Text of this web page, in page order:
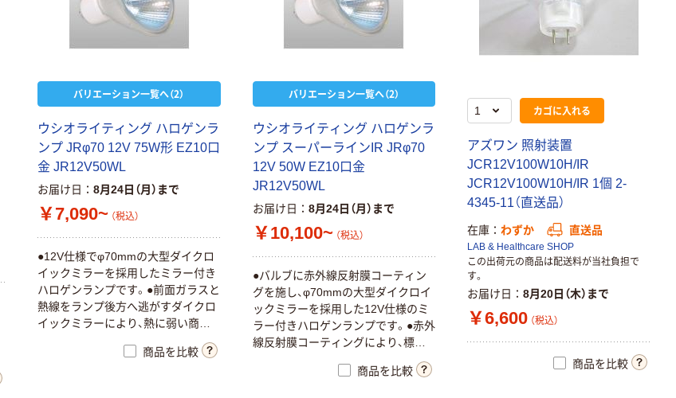
バリエーション一覧へ（2）
ウシオライティング ハロゲンラ
ンプ JRφ70 12V 75W形 EZ10口
金 JR12V50WL
お届け日 8月24日（月）まで
￥7,090~ （税込）
●12V仕様でφ70mmの大型ダイクロ
イックミラーを採用したミラー付き
ハロゲンランプです。●前面ガラスと
熱線をランプ後方へ逃がすダイクロ
イックミラーにより、熱に弱い商品
にも安心して使用できます。●用途に
合せて適切な配光を選ぶことがで
商品を比較
バリエーション一覧へ（2）
ウシオライティング ハロゲンラ
ンプ スーパーラインIR JRφ70
12V 50W EZ10口金
JR12V50WL
お届け日 8月24日（月）まで
￥10,100~ （税込）
●バルブに赤外線反射膜コーティン
グを施し、φ70mmの大型ダイクロイ
ックミラーを採用した12V仕様のミ
ラー付きハロゲンランプです。●赤外
線反射膜コーティングにより、標準
品に比べて約30%(ウシオ社比)の大
幅な発光効率アップを実現、省エネ
商品を比較
カゴに入れる
アズワン 照射装置
JCR12V100W10H/IR
JCR12V100W10H/IR 1個 2-
4345-11（直送品）
在庫 わずか 直送品
LAB & Healthcare SHOP
この出荷元の商品は配送料が当社負担で
す。
お届け日 8月20日（木）まで
￥6,600 （税込）
商品を比較
￥4,830~
ンランプ ハロス
ター スターライ
ト 12V 10W 電
球色 G4
G4(J12V10W)6
4415S 1個（直送
品）
￥675 （税込）
カゴへ
ダイクロハロゲ
ン（JDRφ50） 省
電力タイプ 75W
形￥2,526~
（税込）
ダイクロハロゲ